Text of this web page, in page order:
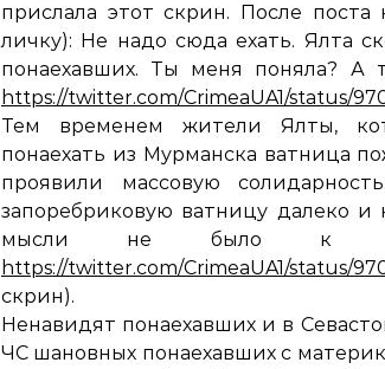
прислала этот скрин. После поста
личку): Не надо сюда ехать. Ялта
понаехавших. Ты меня поняла? А
https://twitter.com/CrimeaUA1/status/
Тем временем жители Ялты,
понаехать из Мурманска ватница
проявили массовую
запоребриковую ватницу далеко и
мысли не было к
https://twitter.com/CrimeaUA1/status/
скрин).
Ненавидят понаехавших и в
ЧС шановных понаехавших с